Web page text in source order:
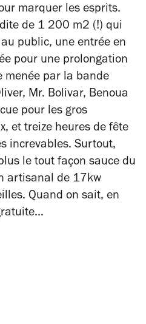
marquer les esprits.
de 1 200 m2 (!) qui
public, une entrée en
pour une prolongation
menée par la bande
Mr. Bolivar, Benoua
pour les gros
et treize heures de fête
increvables. Surtout,
le tout façon sauce du
artisanal de 17kw
Quand on sait, en